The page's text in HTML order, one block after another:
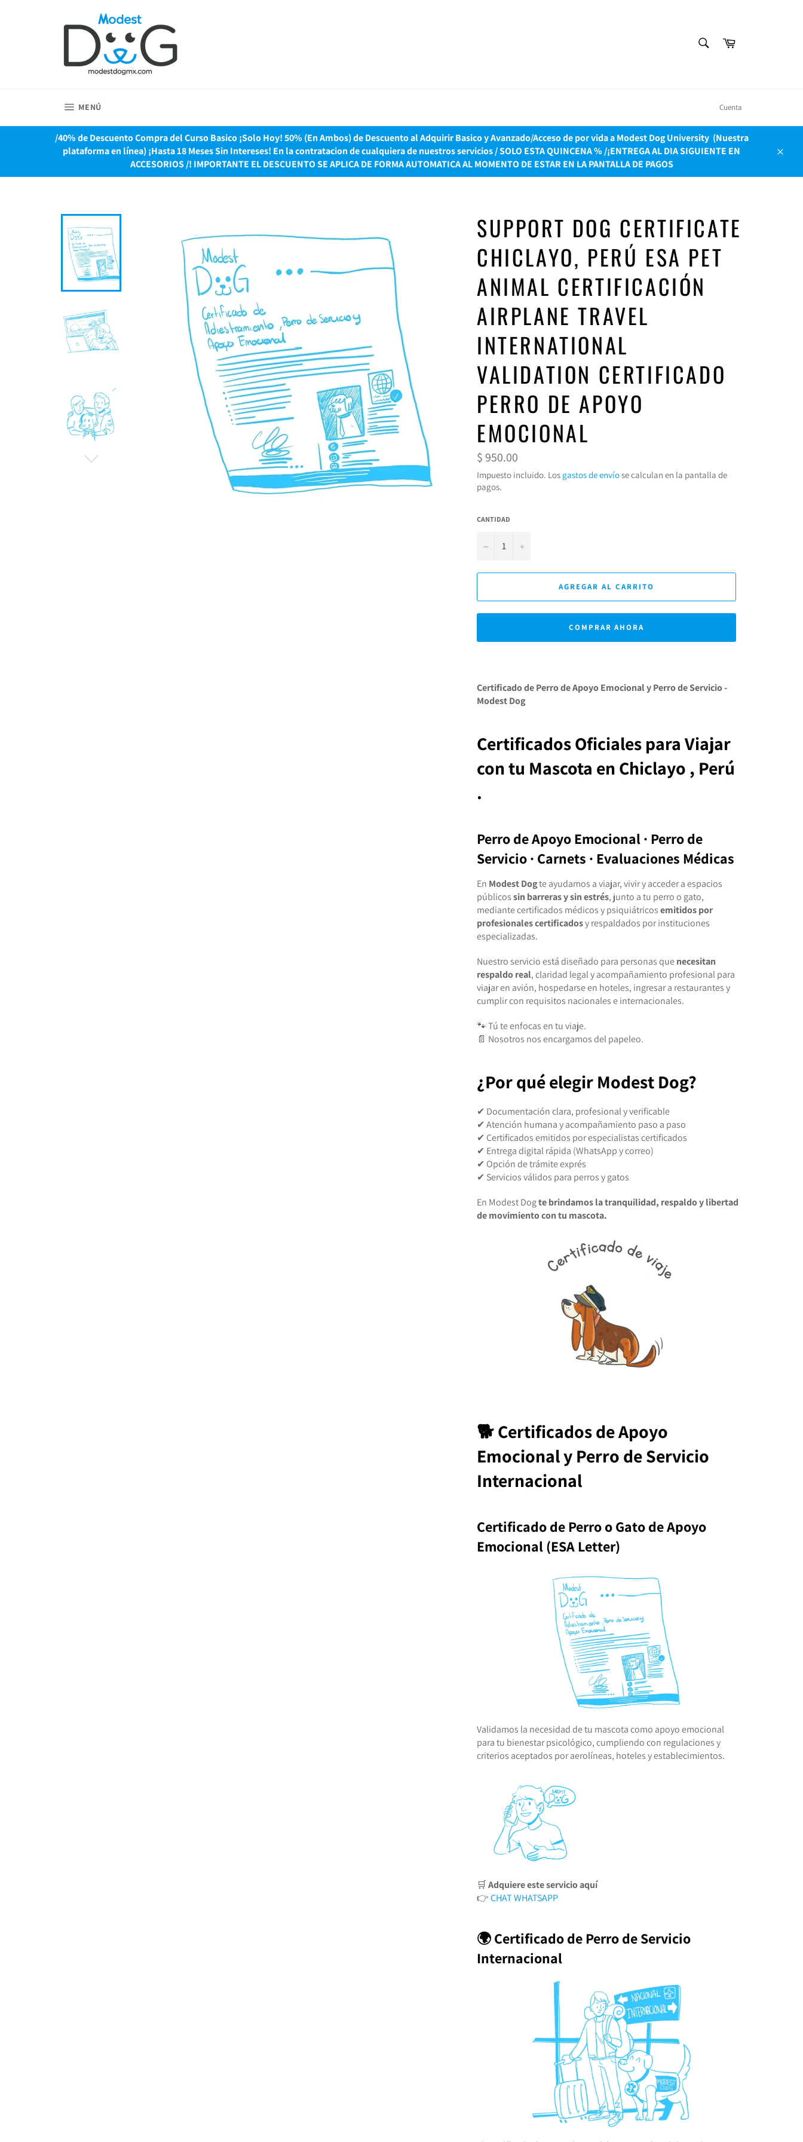
Carrito
MENÚ Cuenta
/40% de Descuento Compra del Curso Basico ¡Solo Hoy! 50% (En Ambos) de Descuento al Adquirir Basico y Avanzado/Acceso de por vida a Modest Dog University ​ (Nuestra
plataforma en línea) ¡Hasta 18 Meses Sin Intereses! En la contratacion de cualquiera de nuestros servicios / SOLO ESTA QUINCENA % /¡ENTREGA AL DIA SIGUIENTE EN
ACCESORIOS /! IMPORTANTE EL DESCUENTO SE APLICA DE FORMA AUTOMATICA AL MOMENTO DE ESTAR EN LA PANTALLA DE PAGOS
SUPPORT DOG CERTIFICATE
CHICLAYO, PERÚ ESA PET
ANIMAL CERTIFICACIÓN
AIRPLANE TRAVEL
INTERNATIONAL
VALIDATION CERTIFICADO
PERRO DE APOYO
EMOCIONAL
Precio
habitual
$ 950.00
Impuesto incluido. Los gastos de envíose calculan en la pantalla de
pagos.
CANTIDAD
− +
AGREGAR AL CARRITO
COMPRAR AHORA
Certificado de Perro de Apoyo Emocional y Perro de Servicio -
Modest Dog
Certificados Oficiales para Viajar
con tu Mascota en Chiclayo , Perú
.
Perro de Apoyo Emocional · Perro de
Servicio · Carnets · Evaluaciones Médicas
En Modest Dogte ayudamos a viajar, vivir y acceder a espacios
públicossin barreras y sin estrés, junto a tu perro o gato,
mediante certificados médicos y psiquiátricosemitidos por
profesionales certificadosy respaldados por instituciones
especializadas.
Nuestro servicio está diseñado para personas quenecesitan
respaldo real, claridad legal y acompañamiento profesional para
viajar en avión, hospedarse en hoteles, ingresar a restaurantes y
cumplir con requisitos nacionales e internacionales.
🐾 Tú te enfocas en tu viaje.
📄 Nosotros nos encargamos del papeleo.
¿Por qué elegir Modest Dog?
✔ Documentación clara, profesional y verificable
✔ Atención humana y acompañamiento paso a paso
✔ Certificados emitidos por especialistas certificados
✔ Entrega digital rápida (WhatsApp y correo)
✔ Opción de trámite exprés
✔ Servicios válidos para perros y gatos
En Modest Dogte brindamos la tranquilidad, respaldo y libertad
de movimiento con tu mascota.
🐕 Certificados de Apoyo
Emocional y Perro de Servicio
Internacional
Certificado de Perro o Gato de Apoyo
Emocional (ESA Letter)
Validamos la necesidad de tu mascota como apoyo emocional
para tu bienestar psicológico, cumpliendo con regulaciones y
criterios aceptados por aerolíneas, hoteles y establecimientos.
🛒Adquiere este servicio aquí
👉CHAT WHATSAPP
🌍 Certificado de Perro de Servicio
Internacional